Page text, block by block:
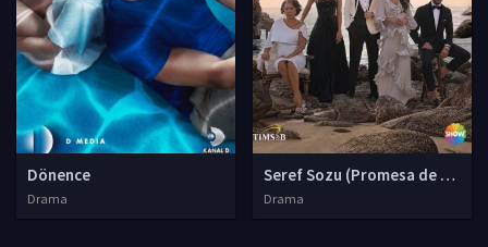
Dönence
Drama
Seref Sozu (Promesa de honor)
Drama